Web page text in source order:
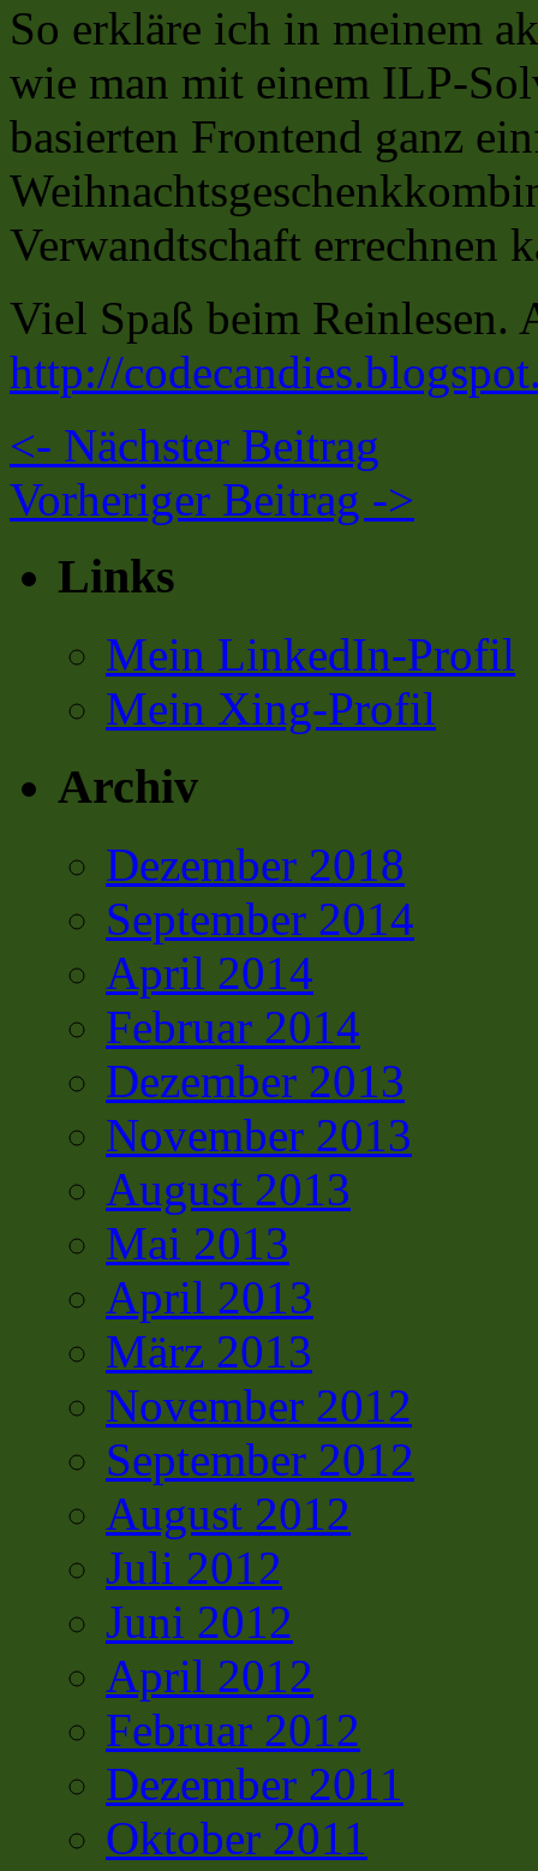
So erkläre ich in meinem
wie man mit einem ILP-
basierten Frontend ganz
Verwandtschaft errechnen
Viel Spaß beim Reinlesen.
http://
<- Nächster Beitrag
Vorheriger Beitrag ->
Links
Mein LinkedIn-Profil
Mein Xing-Profil
Archiv
Dezember 2018
September 2014
April 2014
Februar 2014
Dezember 2013
November 2013
August 2013
Mai 2013
April 2013
März 2013
November 2012
September 2012
August 2012
Juli 2012
Juni 2012
April 2012
Februar 2012
Dezember 2011
Oktober 2011